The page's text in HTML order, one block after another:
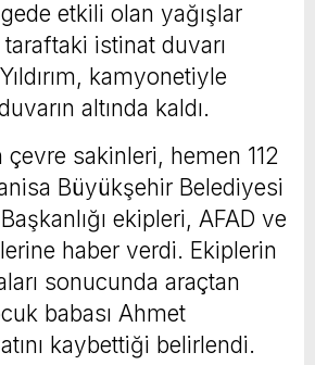
etkili olan yağışlar
istinat duvarı
kamyonetiyle
altında kaldı.
sakinleri, hemen 112
Büyükşehir Belediyesi
ekipleri, AFAD ve
haber verdi. Ekiplerin
sonucunda araçtan
babası Ahmet
kaybettiği belirlendi.